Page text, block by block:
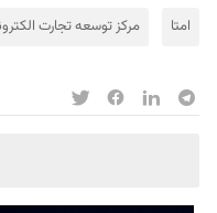
امتا مرکز توسعه تجارت